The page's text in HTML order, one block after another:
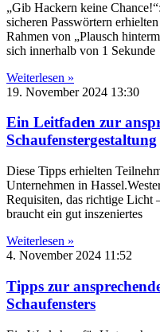
„Gib Hackern keine
sicheren Passwörtern
Rahmen von „Plausch
sich innerhalb von 1 Sekunde
Weiterlesen »
19. November 2024 13:30
Ein Leitfaden zur
Schaufenstergestaltung
Diese Tipps erhielten
Unternehmen in
Requisiten, das richtige Licht
braucht ein gut inszeniertes
Weiterlesen »
4. November 2024 11:52
Tipps zur
Schaufensters